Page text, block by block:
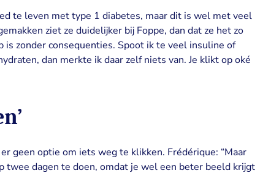
te leven met type 1 diabetes, maar dit is wel met veel
ziet ze duidelijker bij Foppe, dan dat ze het zo
is zonder consequenties. Spoot ik te veel insuline of
dan merkte ik daar zelf niets van. Je klikt op oké
geen optie om iets weg te klikken. Frédérique: “Maar
twee dagen te doen, omdat je wel een beter beeld krijgt